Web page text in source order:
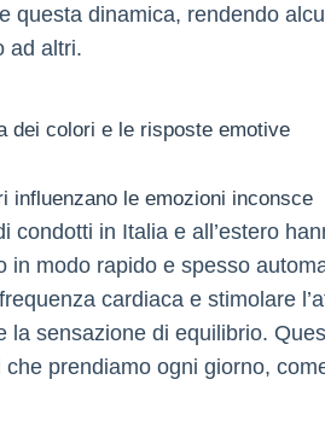
questa dinamica, rendendo
ad altri.
dei colori e le risposte emotive
influenzano le emozioni inconsce
condotti in Italia e all’estero
in modo rapido e spesso
cardiaca e stimolare
la sensazione di equilibrio.
che prendiamo ogni giorno,